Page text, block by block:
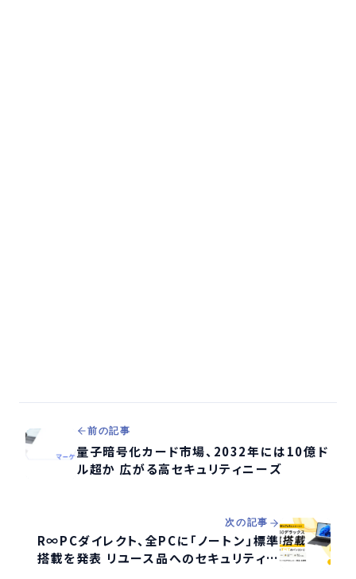
前の記事
量子暗号化カード市場、2032年には10億ド
ル超か 広がる高セキュリティニーズ
次の記事
R∞PCダイレクト、全PCに「ノートン」標準
搭載を発表 リユース品へのセキュリティ不